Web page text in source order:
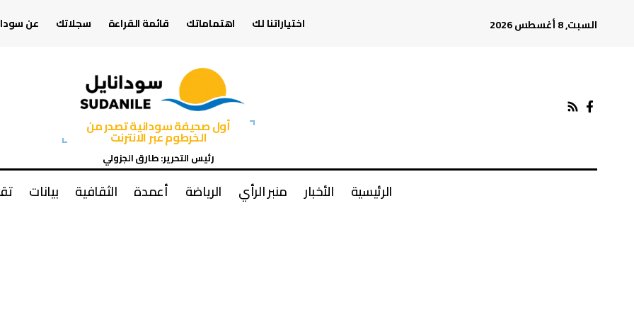
السبت, 8 أغسطس 2026 اختياراتنا لك اهتماماتك قائمة القراءة سجلاتك عن
أول صحيفة سودانية تصدر من
الخرطوم عبر الانترنت
رئيس التحرير: طارق الجزولي
الرئيسية الأخبار منبر الرأي الرياضة أعمدة الثقافية بيانات